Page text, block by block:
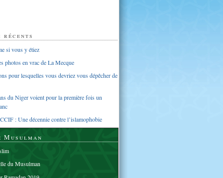
si vous y étiez
photos en vrac de La Mecque
pour lesquelles vous devriez vous dépêcher de
du Niger voient pour la première fois un
: Une décennie contre l’islamophobie
Musulman
du Musulman